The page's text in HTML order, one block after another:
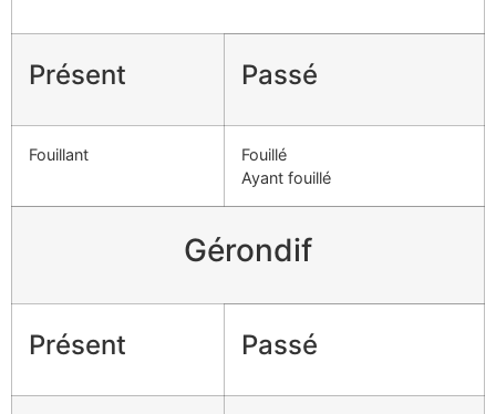
Présent Passé
Fouillant
Fouillé
Ayant fouillé
Gérondif
Présent Passé